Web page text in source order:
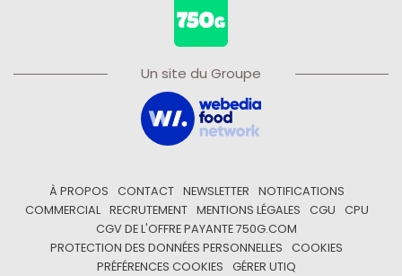
Un site du Groupe
À PROPOS CONTACT NEWSLETTER
NOTIFICATIONS
COMMERCIAL
RECRUTEMENT MENTIONS LÉGALES CGU
CPU
CGV DE L'OFFRE PAYANTE 750G.COM
PROTECTION DES DONNÉES PERSONNELLES
COOKIES
PRÉFÉRENCES COOKIES
GÉRER UTIQ